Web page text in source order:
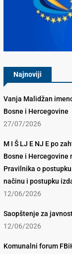
Najnoviji
Vanja Malidžan
Bosne i Hercegovine
27/07/2026
M I Š LJ E NJ E po
Bosne i Hercegovine
Pravilnika o
načinu i postupku
12/06/2026
Saopštenje za
12/06/2026
Komunalni forum